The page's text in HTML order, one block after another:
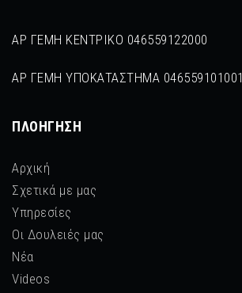
ΑΡ ΓΕΜΗ ΚΕΝΤΡΙΚΟ 046559122000
ΑΡ ΓΕΜΗ ΥΠΟΚΑΤΑΣΤΗΜΑ 046559101001
ΠΛΟΉΓΗΣΗ
Αρχική
Σχετικά με μας
Υπηρεσίες
Οι Δουλειές μας
Νέα
Videos